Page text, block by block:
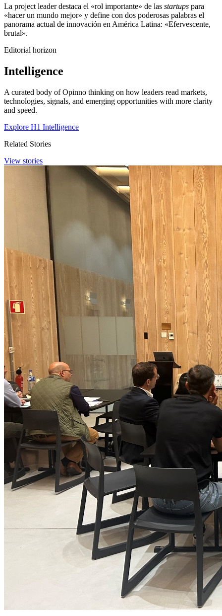
La project leader destaca el «rol importante» de las startups para
«hacer un mundo mejor» y define con dos poderosas palabras el
panorama actual de innovación en América Latina: «Efervescente,
brutal».
Editorial horizon
Intelligence
A curated body of Opinno thinking on how leaders read markets,
technologies, signals, and emerging opportunities with more clarity
and speed.
Explore H1 Intelligence
Related Stories
View stories